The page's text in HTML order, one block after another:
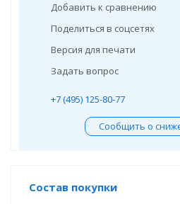
Добавить к сравнению
Поделиться в соцсетях
Версия для печати
Задать вопрос
+7 (495) 125-80-77
Сообщить о
Состав покупки